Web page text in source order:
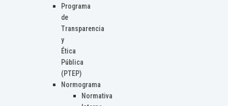
Programa
de
Transparencia
y
Ética
Pública
(PTEP)
Normograma
Normativa